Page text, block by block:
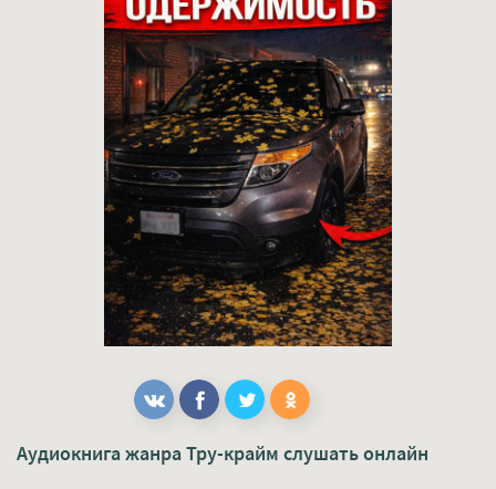
Аудиокнига жанра Тру-крайм слушать онлайн